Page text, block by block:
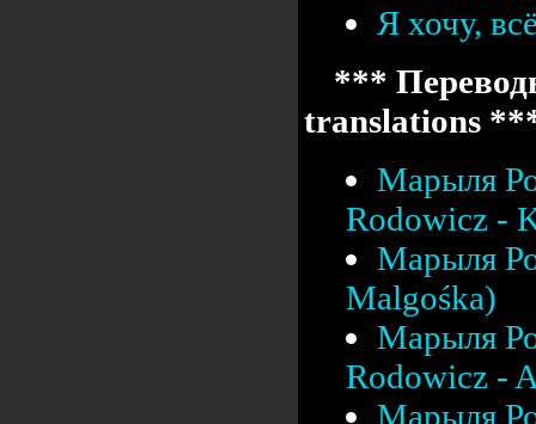
Я хочу,
***
translations
Марыля
Rodowicz -
Марыля
Malgośka)
Марыля
Rodowicz -
Марыля